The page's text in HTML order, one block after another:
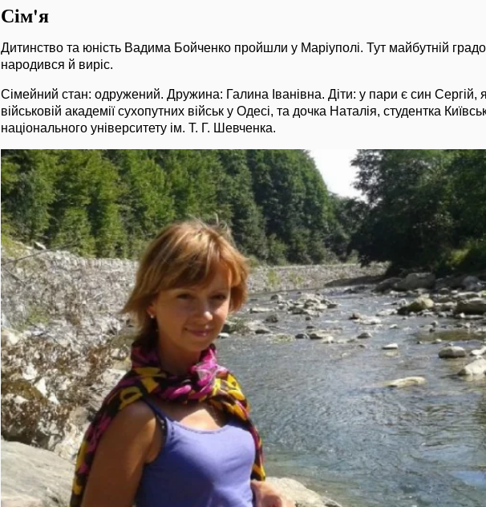
Сім'я
Дитинство та юність Вадима Бойченко пройшли у Маріуполі. Тут майбутній
народився й виріс.
Сімейний стан: одружений. Дружина: Галина Іванівна. Діти: у пари є син Сергій,
військовій академії сухопутних військ у Одесі, та дочка Наталія, студентка
національного університету ім. Т. Г. Шевченка.